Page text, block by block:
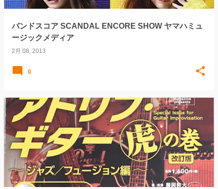
バンドスコア SCANDAL ENCORE SHOW ヤマハミュ
ージックメディア
2月 08, 2013
0